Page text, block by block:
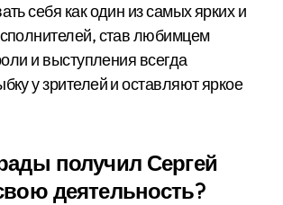
себя как один из самых ярких и
став любимцем
и выступления всегда
у зрителей и оставляют яркое
получил Сергей
деятельность?